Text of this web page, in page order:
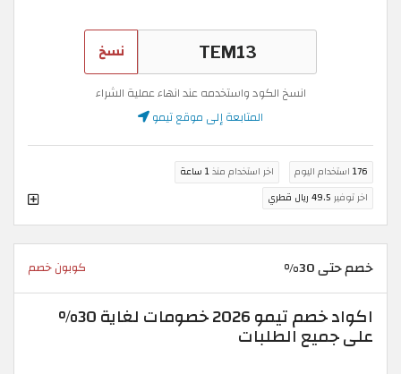
نسخ
انسخ الكود واستخدمه عند انهاء عملية الشراء
المتابعة إلى موقع تيمو
176 استخدام اليوم اخر استخدام منذ1 ساعة
اخر توفير 49.5 ريال قطري
خصم حتى 30% كوبون خصم
اكواد خصم تيمو 2026 خصومات لغاية 30%
على جميع الطلبات